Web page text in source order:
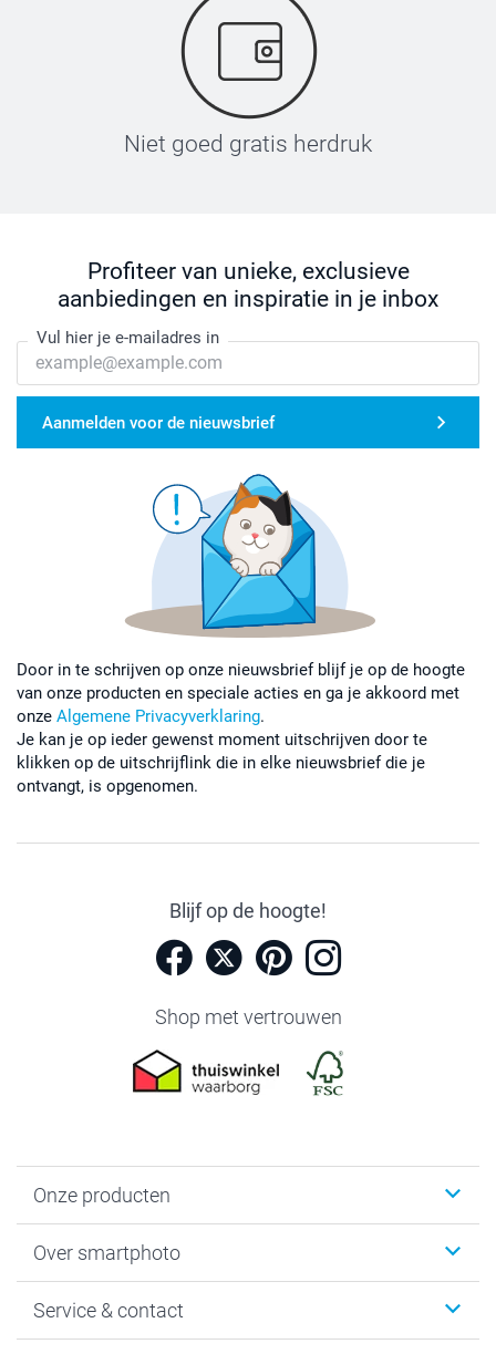
Niet goed gratis herdruk
Profiteer van unieke, exclusieve
aanbiedingen en inspiratie in je inbox
Vul hier je e-mailadres in
Aanmelden voor de nieuwsbrief
Door in te schrijven op onze nieuwsbrief blijf je op de hoogte
van onze producten en speciale acties en ga je akkoord met
onze Algemene Privacyverklaring.
Je kan je op ieder gewenst moment uitschrijven door te
klikken op de uitschrijflink die in elke nieuwsbrief die je
ontvangt, is opgenomen.
Blijf op de hoogte!
Shop met vertrouwen
Onze producten
Fotoboeken
Fotocadeaus
Over smartphoto
Vacatures
Service & contact